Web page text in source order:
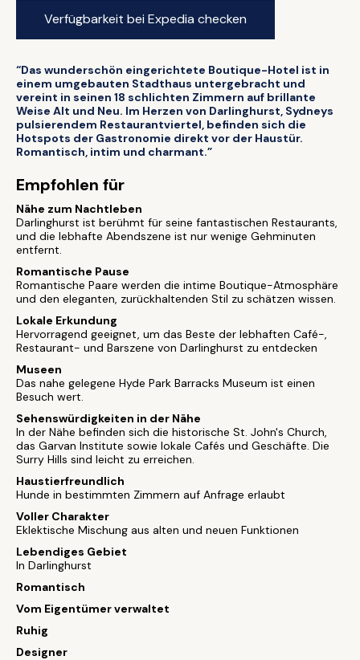
Verfügbarkeit bei Expedia checken
“Das wunderschön eingerichtete Boutique-Hotel ist in
einem umgebauten Stadthaus untergebracht und
vereint in seinen 18 schlichten Zimmern auf brillante
Weise Alt und Neu. Im Herzen von Darlinghurst, Sydneys
pulsierendem Restaurantviertel, befinden sich die
Hotspots der Gastronomie direkt vor der Haustür.
Romantisch, intim und charmant.”
Empfohlen für
Nähe zum Nachtleben
Darlinghurst ist berühmt für seine fantastischen Restaurants,
und die lebhafte Abendszene ist nur wenige Gehminuten
entfernt.
Romantische Pause
Romantische Paare werden die intime Boutique-Atmosphäre
und den eleganten, zurückhaltenden Stil zu schätzen wissen.
Lokale Erkundung
Hervorragend geeignet, um das Beste der lebhaften Café-,
Restaurant- und Barszene von Darlinghurst zu entdecken
Museen
Das nahe gelegene Hyde Park Barracks Museum ist einen
Besuch wert.
Sehenswürdigkeiten in der Nähe
In der Nähe befinden sich die historische St. John's Church,
das Garvan Institute sowie lokale Cafés und Geschäfte. Die
Surry Hills sind leicht zu erreichen.
Haustierfreundlich
Hunde in bestimmten Zimmern auf Anfrage erlaubt
Voller Charakter
Eklektische Mischung aus alten und neuen Funktionen
Lebendiges Gebiet
In Darlinghurst
Romantisch
Vom Eigentümer verwaltet
Ruhig
Designer